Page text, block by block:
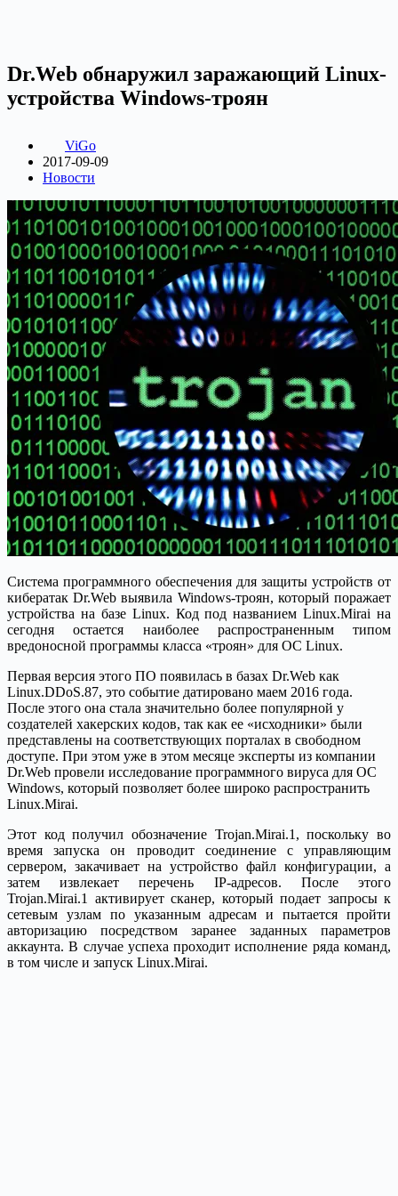
Dr.Web обнаружил заражающий Linux-
устройства Windows-троян
ViGo
2017-09-09
Новости
Система программного обеспечения для защиты устройств от
кибератак Dr.Web выявила Windows-троян, который поражает
устройства на базе Linux. Код под названием Linux.Mirai на
сегодня остается наиболее распространенным типом
вредоносной программы класса «троян» для ОС Linux.
Первая версия этого ПО появилась в базах Dr.Web как
Linux.DDoS.87, это событие датировано маем 2016 года.
После этого она стала значительно более популярной у
создателей хакерских кодов, так как ее «исходники» были
представлены на соответствующих порталах в свободном
доступе. При этом уже в этом месяце эксперты из компании
Dr.Web провели исследование программного вируса для OC
Windows, который позволяет более широко распространить
Linux.Mirai.
Этот код получил обозначение Trojan.Mirai.1, поскольку во
время запуска он проводит соединение с управляющим
сервером, закачивает на устройство файл конфигурации, а
затем извлекает перечень IP-адресов. После этого
Trojan.Mirai.1 активирует сканер, который подает запросы к
сетевым узлам по указанным адресам и пытается пройти
авторизацию посредством заранее заданных параметров
аккаунта. В случае успеха проходит исполнение ряда команд,
в том числе и запуск Linux.Mirai.